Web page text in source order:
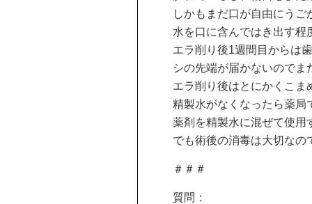
しかもまだ口が自由にう
水を口に含んではき出す程
エラ削り後1週間目からは
シの先端が届かないのでま
エラ削り後はとにかくこま
精製水がなくなったら薬局
薬剤を精製水に混ぜて使用
でも術後の消毒は大切なの
＃＃＃
質問：